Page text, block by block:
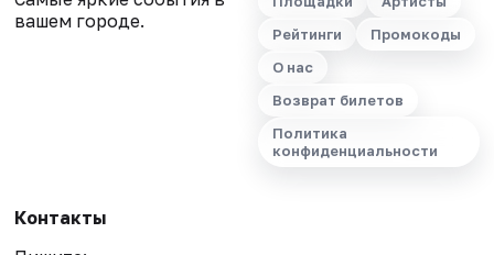
вашем городе.
Рейтинги
Промокоды
О нас
Возврат билетов
Политика
конфиденциальности
Контакты